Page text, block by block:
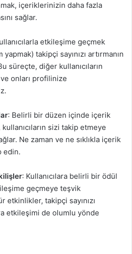
içeriklerinizin daha fazla
sağlar.
etkileşime geçmek
takipçi sayınızı artırmanın
süreçte, diğer kullanıcıların
onları profilinize
: Belirli bir düzen içinde içerik
kullanıcıların sizi takip etmeye
Ne zaman ve ne sıklıkla içerik
edin.
: Kullanıcılara belirli bir ödül
geçmeye teşvik
etkinlikler, takipçi sayınızı
etkileşimi de olumlu yönde